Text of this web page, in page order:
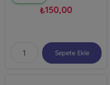
₺150,00
Sepete Ekle